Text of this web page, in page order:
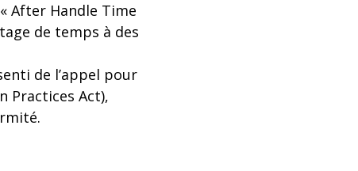
After Handle Time
de temps à des
de l’appel pour
Practices Act),